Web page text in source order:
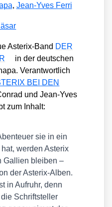
, Jean-Yves Ferri
Aste­rix-Band DER
in der deut­schen
Ver­ant­wort­lich
BEI DEN
und Jean-Yves
zum Inhalt:
sie in ein
wer­den Aste­rix
Gal­li­en blei­ben –
der Aste­rix-Alben.
in Auf­ruhr, denn
Schrift­stel­ler